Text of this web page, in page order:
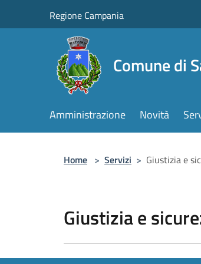
Regione Campania
Comune di
Amministrazione Novità
Home > Servizi > Giustizia e
Giustizia e